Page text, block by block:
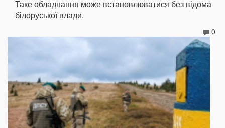
Таке обладнання може встановлюватися без відома
білоруської влади.
0